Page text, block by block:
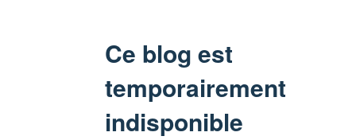
Ce blog est
temporairement
indisponible